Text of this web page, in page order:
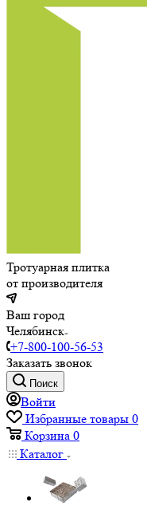
Тротуарная плитка
от производителя
Ваш город
Челябинск
+7-800-100-56-53
Заказать звонок
Поиск
Войти
Избранные товары 0
Корзина 0
Каталог